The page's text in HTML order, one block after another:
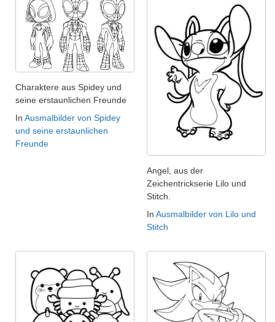
Charaktere aus Spidey und
seine erstaunlichen Freunde
In Ausmalbilder von Spidey
und seine erstaunlichen
Freunde
Angel, aus der
Zeichentrickserie Lilo und
Stitch.
In Ausmalbilder von Lilo und
Stitch